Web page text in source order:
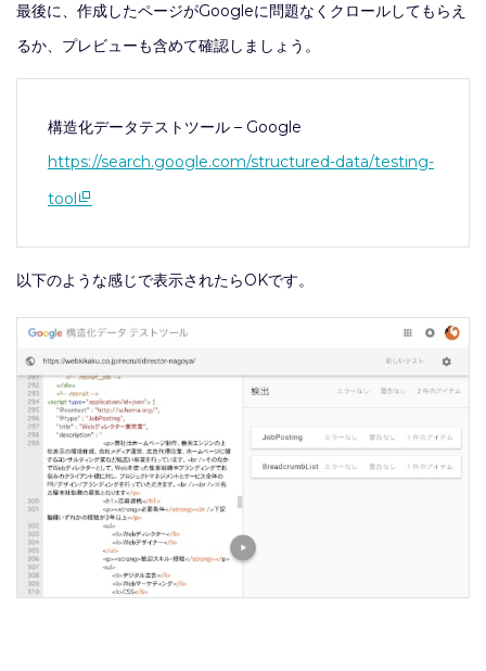
最後に、作成したページがGoogleに問題なくクロールしてもらえ
るか、プレビューも含めて確認しましょう。
構造化データテストツール – Google
https://search.google.com/structured-data/testing-
tool
以下のような感じで表示されたらOKです。